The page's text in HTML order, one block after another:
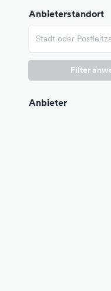
Anbieterstandort
Filter
Anbieter